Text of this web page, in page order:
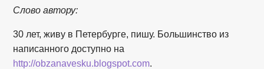
Слово автору:
30 лет, живу в Петербурге, пишу. Большинство из
написанного доступно на
http://obzanavesku.blogspot.com.